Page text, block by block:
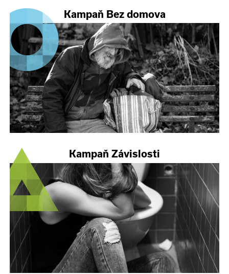
Kampaň Bez domova
Kampaň Závislosti